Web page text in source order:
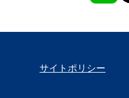
サイトポリシー